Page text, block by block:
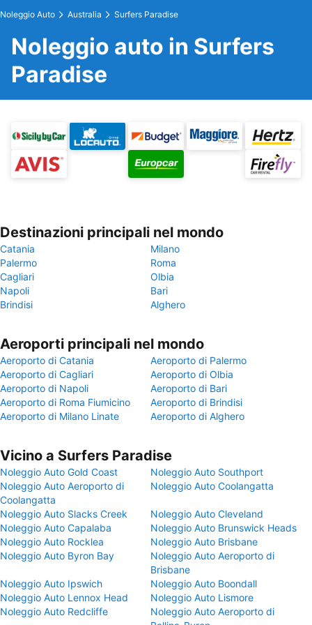
Noleggio Auto Australia Surfers Paradise
Noleggio auto in Surfers
Paradise
Destinazioni principali nel mondo
Catania
Milano
Palermo
Roma
Cagliari
Olbia
Napoli
Bari
Brindisi
Alghero
Aeroporti principali nel mondo
Aeroporto di Catania
Aeroporto di Palermo
Aeroporto di Cagliari
Aeroporto di Olbia
Aeroporto di Napoli
Aeroporto di Bari
Aeroporto di Roma Fiumicino
Aeroporto di Brindisi
Aeroporto di Milano Linate
Aeroporto di Alghero
Vicino a Surfers Paradise
Noleggio Auto Gold Coast
Noleggio Auto Southport
Noleggio Auto Aeroporto di
Coolangatta
Noleggio Auto Coolangatta
Noleggio Auto Slacks Creek
Noleggio Auto Cleveland
Noleggio Auto Capalaba
Noleggio Auto Brunswick Heads
Noleggio Auto Rocklea
Noleggio Auto Brisbane
Noleggio Auto Byron Bay
Noleggio Auto Aeroporto di
Brisbane
Noleggio Auto Ipswich
Noleggio Auto Boondall
Noleggio Auto Lennox Head
Noleggio Auto Lismore
Noleggio Auto Redcliffe
Noleggio Auto Aeroporto di